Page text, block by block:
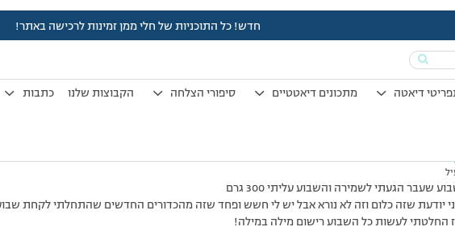
חדש! כל התוכניות של חלי ממן זמינות לרכישה באתר!
דיאטה מתכונים דיאטטיים סיפורי הצלחה הקבוצות שלנו כתבות
בשעה 17:32
#69808
שעבר הגעתי לשמירה והשבוע עליתי 300 גרם
יודעת שזה כלום וזה לא נורא אבל יש לי חשש ופחד שזה מהכדורים החדשים שהתחלתי לקחת
החלטתי לעשות כל השבוע רישום מילה במילה!